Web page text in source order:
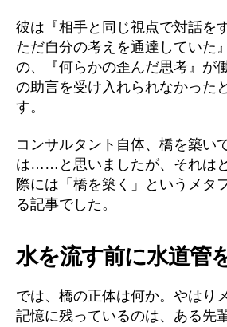
彼は『相手と同じ視点で対話を
ただ自分の考えを通達していた
の、『何らかの歪んだ思考』が
の助言を受け入れられなかった
す。
コンサルタント自体、橋を築い
は……と思いましたが、それは
際には「橋を築く」というメタ
る記事でした。
水を流す前に水道管
では、橋の正体は何か。やはり
記憶に残っているのは、ある先